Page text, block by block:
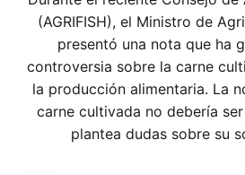
(AGRIFISH), el Ministro de
presentó una nota que ha
controversia sobre la carne
la producción alimentaria. La
carne cultivada no debería
plantea dudas sobre su